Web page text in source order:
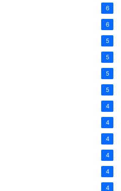
6
6
5
5
5
5
4
4
4
4
4
4